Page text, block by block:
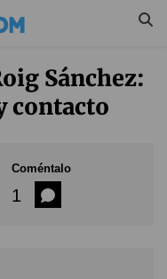
Sánchez:
contacto
Coméntalo
1